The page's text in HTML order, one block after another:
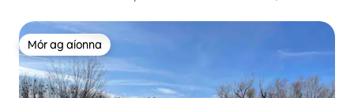
Mór ag aíonna
Mór ag aíonna